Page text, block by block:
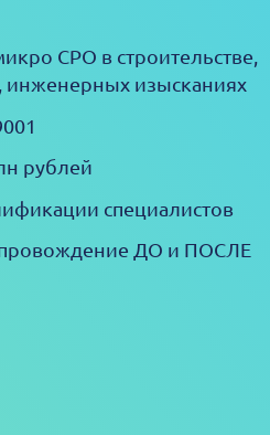
СРО в строительстве,
инженерных изысканиях
рублей
специалистов
ДО и ПОСЛЕ